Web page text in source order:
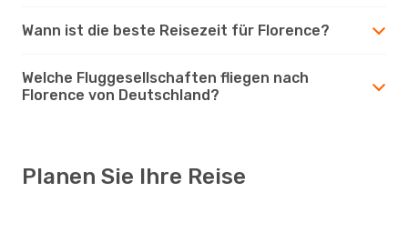
Wann ist die beste Reisezeit für Florence?
Welche Fluggesellschaften fliegen nach
Florence von Deutschland?
Planen Sie Ihre Reise